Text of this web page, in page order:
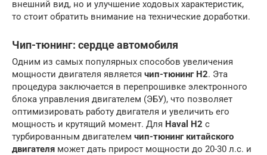
внешний вид, но и улучшение ходовых характеристик,
то стоит обратить внимание на технические доработки.
Чип-тюнинг: сердце автомобиля
Одним из самых популярных способов увеличения
мощности двигателя является чип-тюнинг H2. Эта
процедура заключается в перепрошивке электронного
блока управления двигателем (ЭБУ), что позволяет
оптимизировать работу двигателя и увеличить его
мощность и крутящий момент. Для Haval H2 с
турбированным двигателем чип-тюнинг китайского
двигателя может дать прирост мощности до 20-30 л.с. и